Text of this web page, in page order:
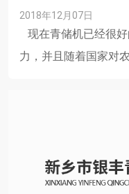
2018年12月07日
现在青储机已经很
力，并且随着国家对